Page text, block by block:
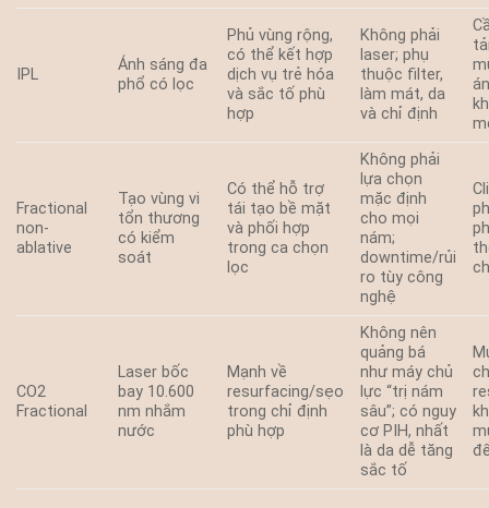
IPL
Ánh sáng đa
phổ có lọc
Phủ vùng rộng,
có thể kết hợp
dịch vụ trẻ hóa
và sắc tố phù
hợp
Không phải
laser; phụ
thuộc filter,
làm mát, da
và chỉ định
Fractional
non-
ablative
Tạo vùng vi
tổn thương
có kiểm
soát
Có thể hỗ trợ
tái tạo bề mặt
và phối hợp
trong ca chọn
lọc
Không phải
lựa chọn
mặc định
cho mọi
nám;
downtime/rủi
ro tùy công
nghệ
CO2
Fractional
Laser bốc
bay 10.600
nm nhắm
nước
Mạnh về
resurfacing/sẹo
trong chỉ định
phù hợp
Không nên
quảng bá
như máy chủ
lực “trị nám
sâu”; có nguy
cơ PIH, nhất
là da dễ tăng
sắc tố